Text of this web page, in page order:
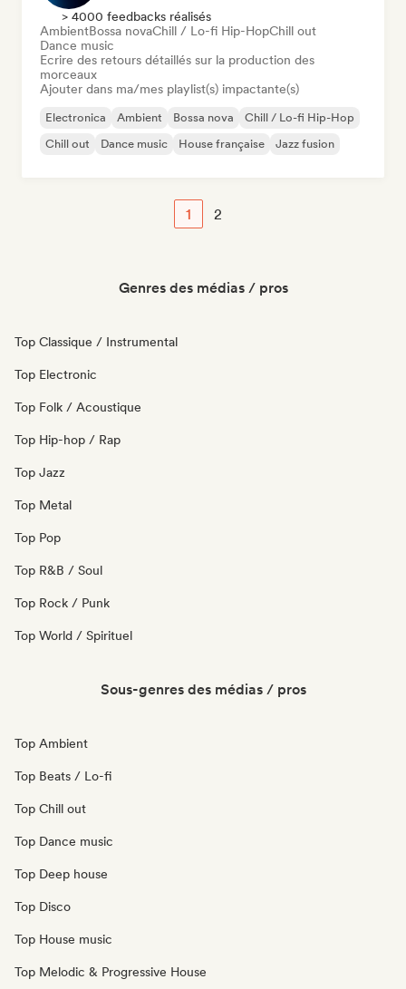
> 4000 feedbacks réalisés
AmbientBossa novaChill / Lo-fi Hip-HopChill out
Dance music
Ecrire des retours détaillés sur la production des
morceaux
Ajouter dans ma/mes playlist(s) impactante(s)
Electronica Ambient Bossa nova
Chill / Lo-fi Hip-Hop
Chill out
Dance music House française Jazz fusion
1 2
Genres des médias / pros
Top Classique / Instrumental
Top Electronic
Top Folk / Acoustique
Top Hip-hop / Rap
Top Jazz
Top Metal
Top Pop
Top R&B / Soul
Top Rock / Punk
Top World / Spirituel
Sous-genres des médias / pros
Top Ambient
Top Beats / Lo-fi
Top Chill out
Top Dance music
Top Deep house
Top Disco
Top House music
Top Melodic & Progressive House